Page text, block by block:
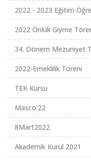
2022 - 2023 Eğitim
2022 Önlük Giyme
34. Dönem Mezuniyet
2022-Emeklilik Töreni
TEK Kursu
Masco'22
8Mart2022
Akademik Kurul 2021